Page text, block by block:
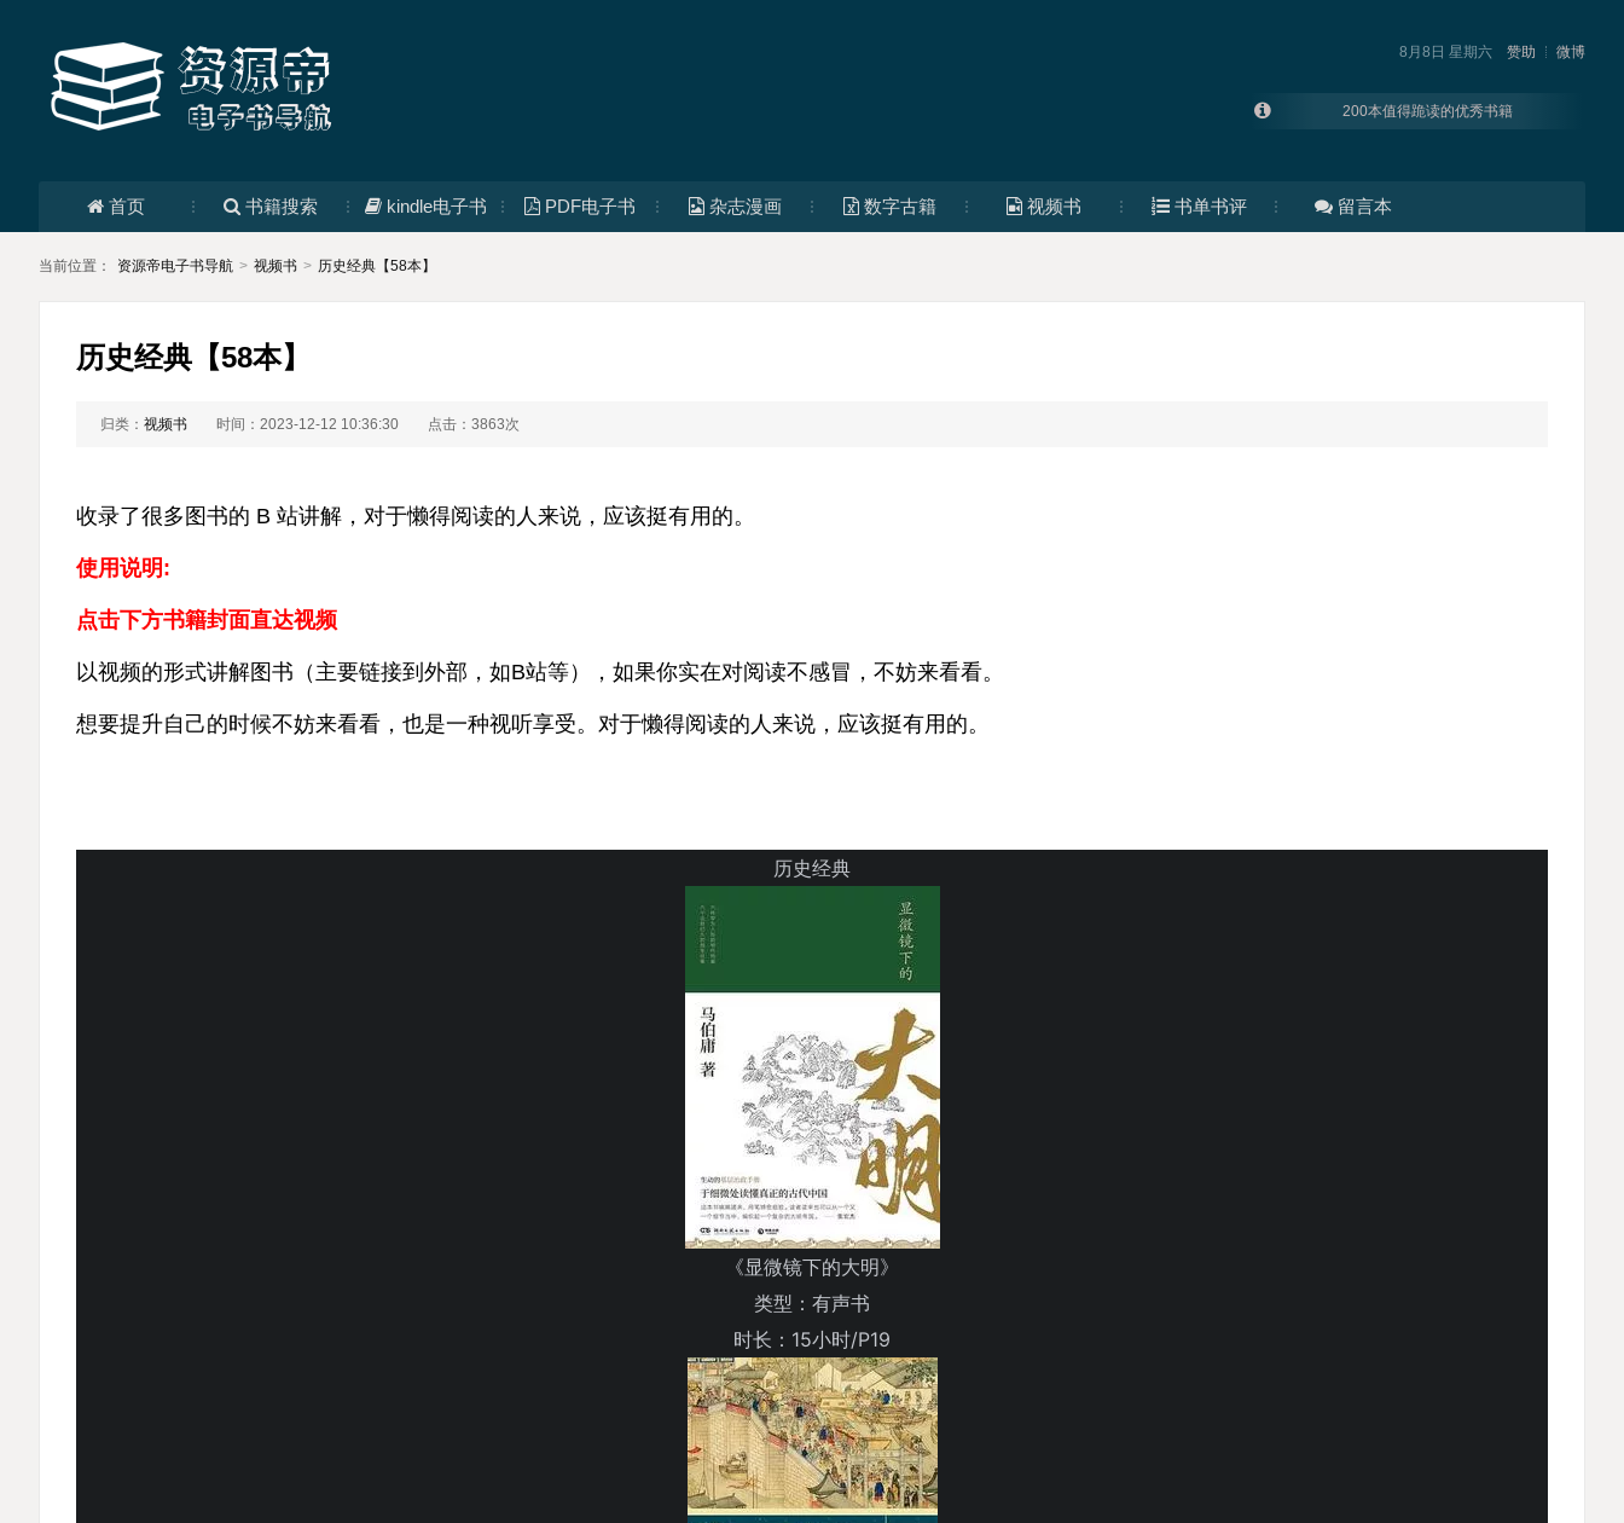
8月8日 星期六 赞助
微博
大厂运营都在看的书
首页 书籍搜索 kindle电子书 PDF电子书 杂志漫画 数字古籍 视频书 书单书评 留言本
当前位置： 资源帝电子书导航 > 视频书 > 历史经典【58本】
历史经典【58本】
归类： 视频书 时间：2023-12-12 10:36:30 点击：3863次
收录了很多图书的 B 站讲解，对于懒得阅读的人来说，应该挺有用的。
使用说明:
点击下方书籍封面直达视频
以视频的形式讲解图书（主要链接到外部，如B站等），如果你实在对阅读不感冒，不妨来看看。
想要提升自己的时候不妨来看看，也是一种视听享受。对于懒得阅读的人来说，应该挺有用的。
历史经典
《显微镜下的大明》
类型：有声书
时长：15小时/P19